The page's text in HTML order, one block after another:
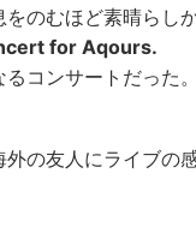
のむほど素晴らしか
for Aqours.
コンサートだった。
の友人にライブの